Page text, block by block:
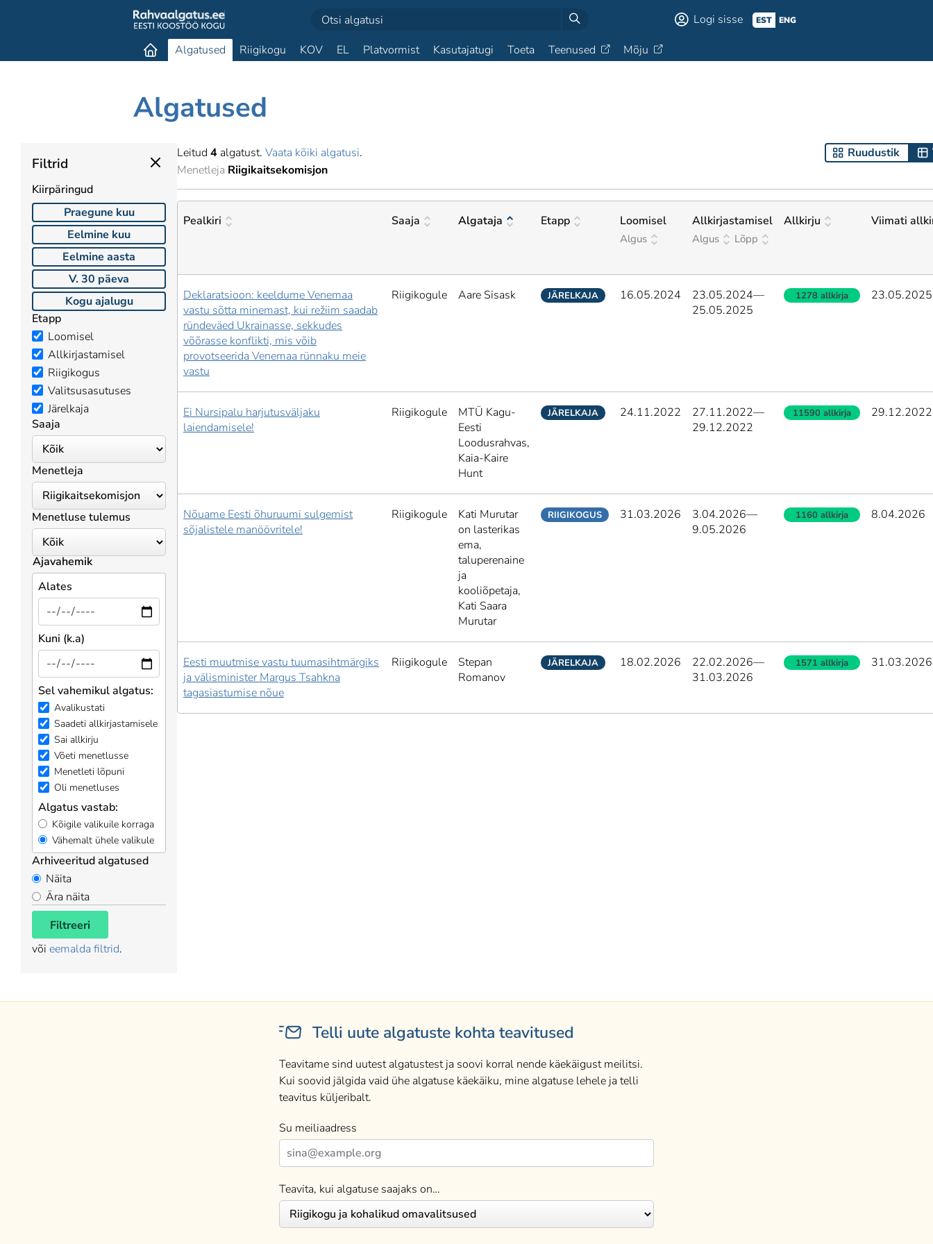
Logi sisse EST ENG
Algatused Riigikogu KOV EL Platvormist Kasutajatugi Toeta Teenused Mõju
Algatused
Filtrid
Kiirpäringud
Praegune kuu
Eelmine kuu
Eelmine aasta
V. 30 päeva
Kogu ajalugu
Etapp
Loomisel
Allkirjastamisel
Riigikogus
Valitsusasutuses
Järelkaja
Saaja
Menetleja
Menetluse tulemus
Ajavahemik
Alates
Kuni (k.a)
Sel vahemikul algatus:
Avalikustati
Saadeti allkirjastamisele
Sai allkirju
Võeti menetlusse
Menetleti lõpuni
Oli menetluses
Algatus vastab:
Kõigile valikuile korraga
Vähemalt ühele valikule
Arhiveeritud algatused
Näita
Ära näita
Filtreeri
või eemalda filtrid.
Leitud 4 algatust. Vaata kõiki algatusi. Ruudustik
Menetleja Riigikaitsekomisjon
Pealkiri Saaja Algataja Etapp Loomisel
Algus
Allkirjastamisel
Algus Lõpp
Allkirju Viimati
Deklaratsioon: keeldume Venemaa
vastu sõtta minemast, kui režiim saadab
ründeväed Ukrainasse, sekkudes
võõrasse konflikti, mis võib
provotseerida Venemaa rünnaku meie
vastu
Riigikogule Aare Sisask JÄRELKAJA 16.05.2024 23.05.2024—
25.05.2025
1278 allkirja 23.05.2025
Ei Nursipalu harjutusväljaku
laiendamisele!
Riigikogule
MTÜ Kagu-
Eesti
Loodusrahvas,
Kaia-Kaire
Hunt
JÄRELKAJA 24.11.2022 27.11.2022—
29.12.2022
11590 allkirja 29.12.2022
Nõuame Eesti õhuruumi sulgemist
sõjalistele manöövritele!
Riigikogule
Kati Murutar
on lasterikas
ema,
taluperenaine
ja
kooliõpetaja,
Kati Saara
Murutar
RIIGIKOGUS 31.03.2026 3.04.2026—
9.05.2026
1160 allkirja 8.04.2026
Eesti muutmise vastu tuumasihtmärgiks
ja välisminister Margus Tsahkna
tagasiastumise nõue
Riigikogule
Stepan
Romanov
JÄRELKAJA 18.02.2026 22.02.2026—
31.03.2026
1571 allkirja 31.03.2026
Telli uute algatuste kohta teavitused
Teavitame sind uutest algatustest ja soovi korral nende käekäigust meilitsi.
Kui soovid jälgida vaid ühe algatuse käekäiku, mine algatuse lehele ja telli
teavitus küljeribalt.
Su meiliaadress
Teavita, kui algatuse saajaks on…